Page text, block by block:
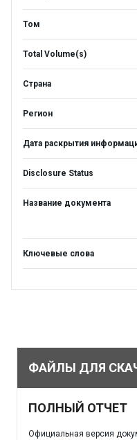
Том
Total Volume(s)
Страна
Регион
Дата раскрытия
Disclosure Status
Название документа
Ключевые слова
ФАЙЛЫ ДЛЯ
ПОЛНЫЙ ОТЧЕТ
Официальная версия